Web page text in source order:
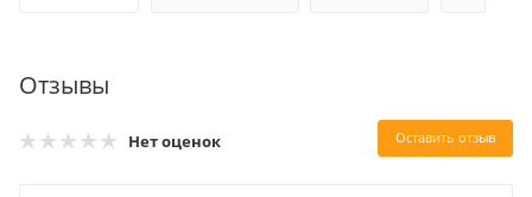
Отзывы
Нет оценок Оставить отзыв